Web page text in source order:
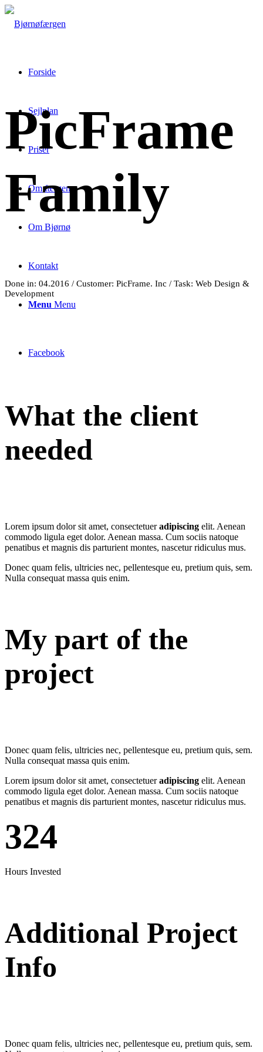
Forside
Sejlplan
Priser
Om færgen
Om Bjørnø
Kontakt
Menu Menu
Facebook
PicFrame
Family
Done in: 04.2016 / Customer: PicFrame. Inc / Task: Web Design &
Development
What the client
needed
Lorem ipsum dolor sit amet, consectetueradipiscing elit. Aenean
commodo ligula eget dolor. Aenean massa. Cum sociis natoque
penatibus et magnis dis parturient montes, nascetur ridiculus mus.
Donec quam felis, ultricies nec, pellentesque eu, pretium quis, sem.
Nulla consequat massa quis enim.
My part of the
project
Donec quam felis, ultricies nec, pellentesque eu, pretium quis, sem.
Nulla consequat massa quis enim.
Lorem ipsum dolor sit amet, consectetueradipiscing elit. Aenean
commodo ligula eget dolor. Aenean massa. Cum sociis natoque
penatibus et magnis dis parturient montes, nascetur ridiculus mus.
324
Hours Invested
Additional Project
Info
Donec quam felis, ultricies nec, pellentesque eu, pretium quis, sem.